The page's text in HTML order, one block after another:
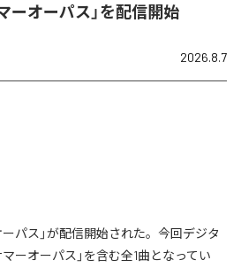
ーオーパス」を配信開始
2026.8.7
パス」が配信開始された。今回デジタ
ーオーパス」を含む全1曲となってい